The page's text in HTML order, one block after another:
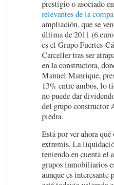
prestigio o asociado
relevantes de la
ampliación, que se
última de 2011 (6
es el Grupo Fuertes-
Carceller tras ser
en la constructora,
Manuel Manrique,
13% entre ambos, lo
no puede dar
del grupo constructor
piedra.
Está por ver ahora
extremis. La
teniendo en cuenta el
grupos inmobiliarios
aunque es